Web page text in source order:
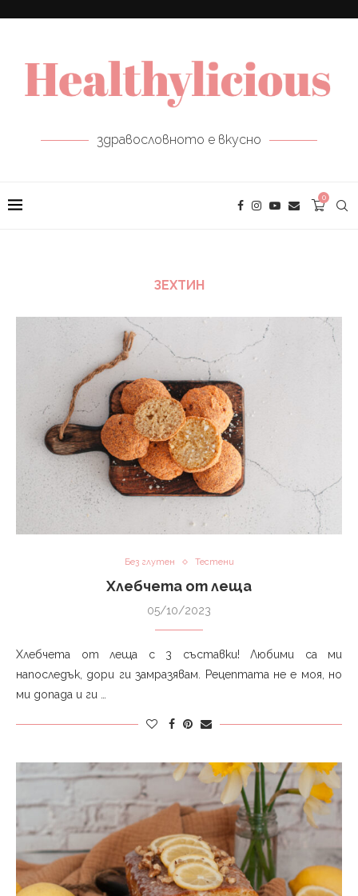
здравословното е вкусно
0
ЗЕХТИН
Без глутен Тестени
Хлебчета от леща
05/10/2023
Хлебчета от леща с 3 съставки! Любими са ми
напоследък, дори ги замразявам. Рецептата не е моя, но
ми допада и ги …